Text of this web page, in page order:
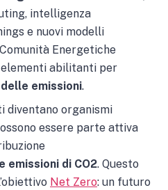
intelligenza
e nuovi modelli
Energetiche
abilitanti per
emissioni.
diventano organismi
essere parte attiva
emissioni di CO2. Questo
Net Zero: un futuro